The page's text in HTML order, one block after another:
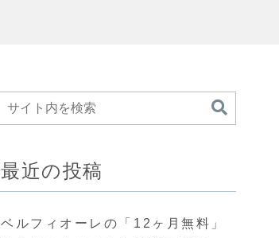
最近の投稿
ベルフィオーレの「12ヶ月無料」